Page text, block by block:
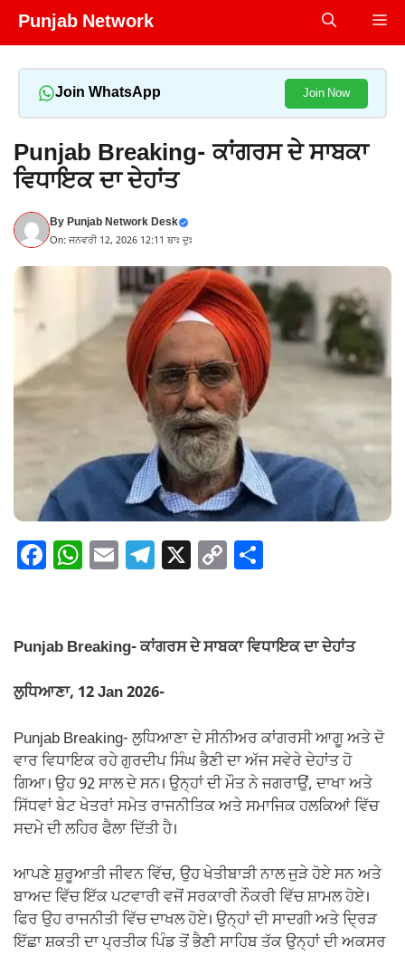
Skip
Punjab Network
Join WhatsApp Join Now
Punjab Breaking- ਕਾਂਗਰਸ ਦੇ ਸਾਬਕਾ
ਵਿਧਾਇਕ ਦਾ ਦੇਹਾਂਤ
ByPunjab Network Desk
On: ਜਨਵਰੀ 12, 2026 12:11 ਬਾਃ ਦੁਃ
F
e
o
o
k
W
s
p
p
E T
gr
m
X C
y
k
e
Punjab Breaking- ਕਾਂਗਰਸ ਦੇ ਸਾਬਕਾ ਵਿਧਾਇਕ ਦਾ ਦੇਹਾਂਤ
ਲੁਧਿਆਣਾ, 12 Jan 2026-
Punjab Breaking- ਲੁਧਿਆਣਾ ਦੇ ਸੀਨੀਅਰ ਕਾਂਗਰਸੀ ਆਗੂ ਅਤੇ ਦੋ
ਵਾਰ ਵਿਧਾਇਕ ਰਹੇ ਗੁਰਦੀਪ ਸਿੰਘ ਭੈਣੀ ਦਾ ਅੱਜ ਸਵੇਰੇ ਦੇਹਾਂਤ ਹੋ
ਗਿਆ। ਉਹ 92 ਸਾਲ ਦੇ ਸਨ। ਉਨ੍ਹਾਂ ਦੀ ਮੌਤ ਨੇ ਜਗਰਾਉਂ, ਦਾਖਾ ਅਤੇ
ਸਿੱਧਵਾਂ ਬੇਟ ਖੇਤਰਾਂ ਸਮੇਤ ਰਾਜਨੀਤਿਕ ਅਤੇ ਸਮਾਜਿਕ ਹਲਕਿਆਂ ਵਿੱਚ
ਸਦਮੇ ਦੀ ਲਹਿਰ ਫੈਲਾ ਦਿੱਤੀ ਹੈ।
ਆਪਣੇ ਸ਼ੁਰੂਆਤੀ ਜੀਵਨ ਵਿੱਚ, ਉਹ ਖੇਤੀਬਾੜੀ ਨਾਲ ਜੁੜੇ ਹੋਏ ਸਨ ਅਤੇ
ਬਾਅਦ ਵਿੱਚ ਇੱਕ ਪਟਵਾਰੀ ਵਜੋਂ ਸਰਕਾਰੀ ਨੌਕਰੀ ਵਿੱਚ ਸ਼ਾਮਲ ਹੋਏ।
ਫਿਰ ਉਹ ਰਾਜਨੀਤੀ ਵਿੱਚ ਦਾਖਲ ਹੋਏ। ਉਨ੍ਹਾਂ ਦੀ ਸਾਦਗੀ ਅਤੇ ਦ੍ਰਿੜ
ਇੱਛਾ ਸ਼ਕਤੀ ਦਾ ਪ੍ਰਤੀਕ ਪਿੰਡ ਤੋਂ ਭੈਣੀ ਸਾਹਿਬ ਤੱਕ ਉਨ੍ਹਾਂ ਦੀ ਅਕਸਰ